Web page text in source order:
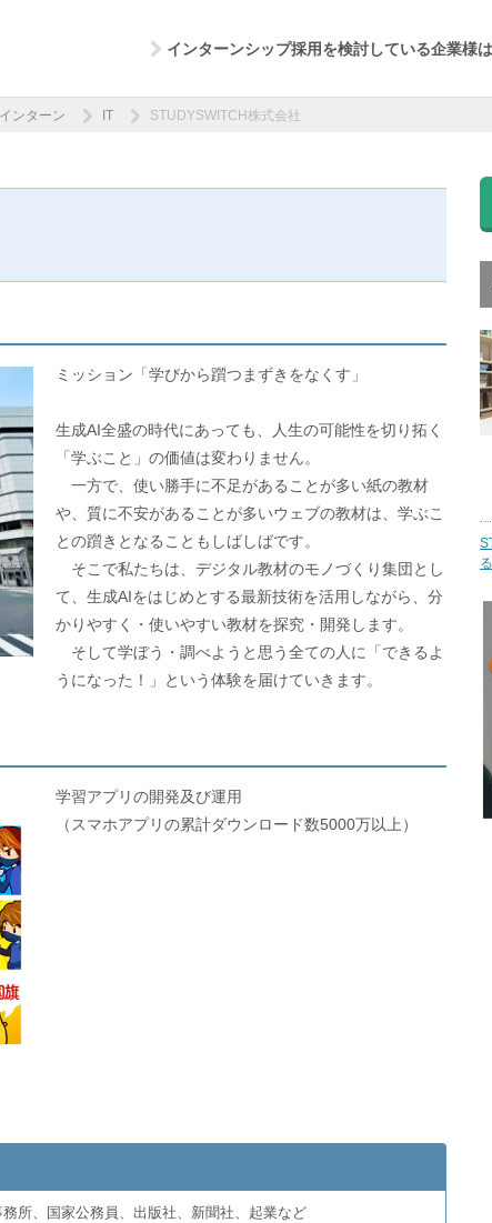
インターンシップ採用を検討している企業様
ンターン IT STUDYSWITCH株式会社
ミッション「学びから躓つまずきをなくす」
生成AI全盛の時代にあっても、人生の可能性を切り拓く
「学ぶこと」の価値は変わりません。
一方で、使い勝手に不足があることが多い紙の教材
や、質に不安があることが多いウェブの教材は、学ぶこ
との躓きとなることもしばしばです。
そこで私たちは、デジタル教材のモノづくり集団とし
て、生成AIをはじめとする最新技術を活用しながら、分
かりやすく・使いやすい教材を探究・開発します。
そして学ぼう・調べようと思う全ての人に「できるよ
うになった！」という体験を届けていきます。
学習アプリの開発及び運用
（スマホアプリの累計ダウンロード数5000万以上）
所、国家公務員、出版社、新聞社、起業など
る